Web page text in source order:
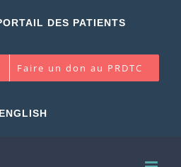
DES PATIENTS
Faire un don au PRDTC
ENGLISH